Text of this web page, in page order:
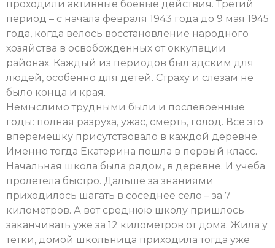
проходили активные боевые действия. Третий
период – с начала февраля 1943 года до 9 мая 1945
года, когда велось восстановление народного
хозяйства в освобожденных от оккупации
районах. Каждый из периодов был адским для
людей, особенно для детей. Страху и слезам не
было конца и края.
Немыслимо трудными были и послевоенные
годы: полная разруха, ужас, смерть, голод. Все это
вперемешку присутствовало в каждой деревне.
Именно тогда Екатерина пошла в первый класс.
Начальная школа была рядом, в деревне. И учеба
пролетела быстро. Дальше за знаниями
приходилось шагать в соседнее село – за 7
километров. А вот среднюю школу пришлось
заканчивать уже за 12 километров от дома. Жила у
тетки, домой школьница приходила тогда уже